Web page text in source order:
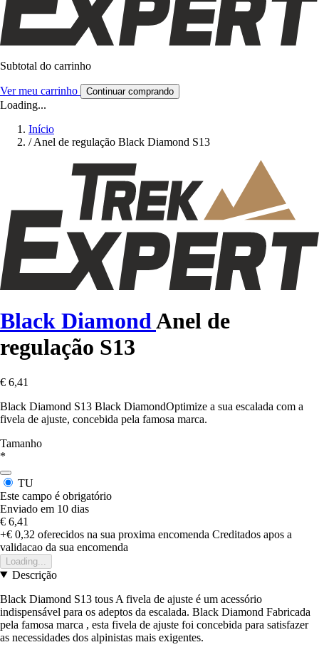
Subtotal do carrinho
Ver meu carrinho Continuar comprando
Loading...
Início
/ Anel de regulação Black Diamond S13
Black DiamondAnel de
regulação S13
€ 6,41
Black Diamond S13 Black DiamondOptimize a sua escalada com a
fivela de ajuste, concebida pela famosa marca.
Tamanho
*
TU
Este campo é obrigatório
Enviado em 10 dias
€ 6,41
+€ 0,32 oferecidos na sua proxima encomenda Creditados apos a
validacao da sua encomenda
Loading...
Descrição
Black Diamond S13 tous A fivela de ajuste é um acessório
indispensável para os adeptos da escalada. Black Diamond Fabricada
pela famosa marca , esta fivela de ajuste foi concebida para satisfazer
as necessidades dos alpinistas mais exigentes.